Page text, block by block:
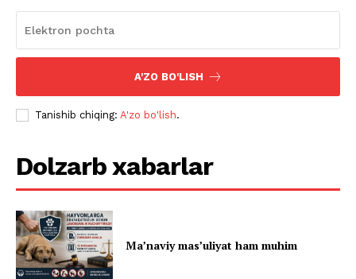
A'ZO BO'LISH
Tanishib chiqing: A'zo bo'lish.
Dolzarb xabarlar
Ma’naviy mas’uliyat ham muhim